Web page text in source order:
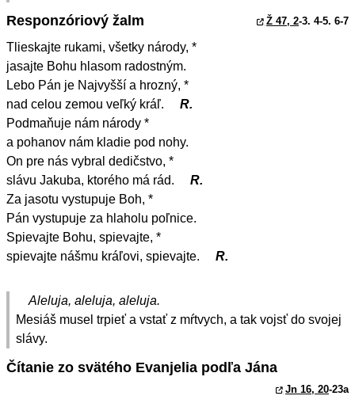
Responzóriový žalm Ž 47, 2-3. 4-5. 6-7
Tlieskajte rukami, všetky národy, *
jasajte Bohu hlasom radostným.
Lebo Pán je Najvyšší a hrozný, *
nad celou zemou veľký kráľ.
R.
Podmaňuje nám národy *
a pohanov nám kladie pod nohy.
On pre nás vybral dedičstvo, *
slávu Jakuba, ktorého má rád.
R.
Za jasotu vystupuje Boh, *
Pán vystupuje za hlaholu poľnice.
Spievajte Bohu, spievajte, *
spievajte nášmu kráľovi, spievajte.
R.
Aleluja, aleluja, aleluja.
Mesiáš musel trpieť a vstať z mŕtvych, a tak vojsť do svojej
slávy.
Čítanie zo svätého Evanjelia podľa Jána
Jn 16, 20-23a